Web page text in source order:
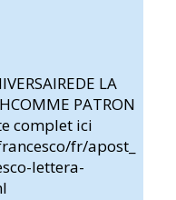
LA
PATRON
complet ici
fr/apost_
lettera-